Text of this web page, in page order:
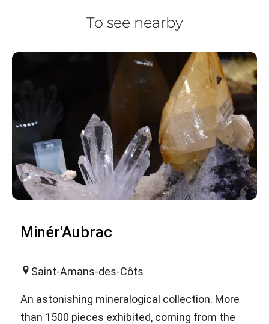
To see nearby
Minér'Aubrac
Saint-Amans-des-Côts
An astonishing mineralogical collection. More
than 1500 pieces exhibited, coming from the